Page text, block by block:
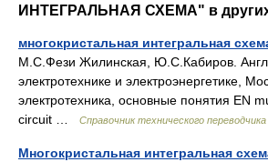
ИНТЕГРАЛЬНАЯ СХЕМА" в
многокристальная интегральная
М.С.Фези Жилинская, Ю.С.Кабиров.
электротехнике и электроэнергетике,
электротехника, основные понятия EN
circuit …
Справочник технического переводчика
Многокристальная интегральная